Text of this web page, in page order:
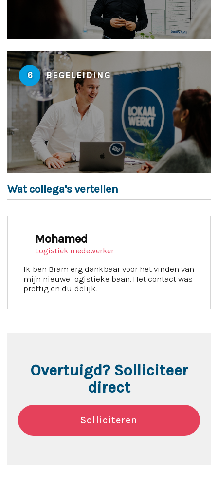
6 BEGELEIDING
Wat collega's vertellen
Mohamed
Logistiek medewerker
Ik ben Bram erg dankbaar voor het vinden van
mijn nieuwe logistieke baan. Het contact was
prettig en duidelijk.
Overtuigd? Solliciteer
direct
Solliciteren